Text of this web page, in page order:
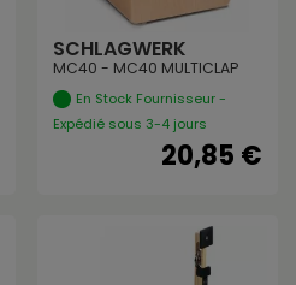
SCHLAGWERK
MC40 - MC40 MULTICLAP
En Stock Fournisseur -
Expédié sous 3-4 jours
20,85 €